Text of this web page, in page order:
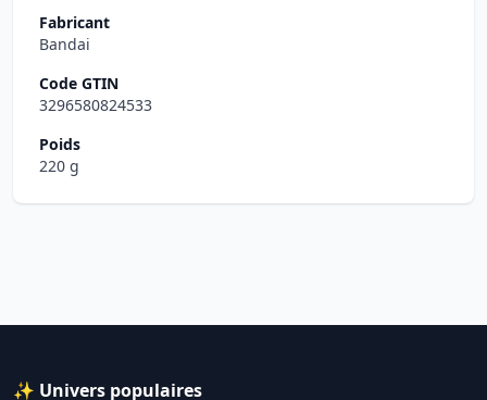
Fabricant
Bandai
Code GTIN
3296580824533
Poids
220 g
✨ Univers populaires